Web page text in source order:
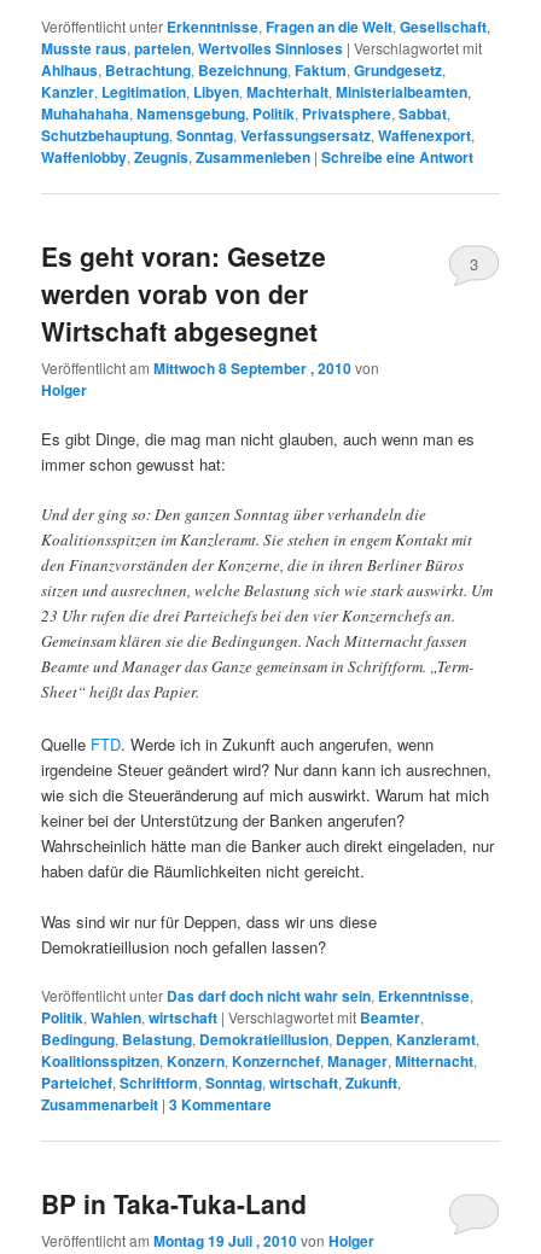
Veröffentlicht unter Erkenntnisse,Fragen an die Welt,Gesellschaft,
Musste raus,parteien,Wertvolles Sinnloses |Verschlagwortet mit
Ahlhaus, Betrachtung, Bezeichnung,Faktum,Grundgesetz,
Kanzler, Legitimation, Libyen,Machterhalt,Ministerialbeamten,
Muhahahaha,Namensgebung, Politik, Privatsphere,Sabbat,
Schutzbehauptung,Sonntag,Verfassungsersatz,Waffenexport,
Waffenlobby,Zeugnis,Zusammenleben |Schreibe eine Antwort
Es geht voran: Gesetze
werden vorab von der
Wirtschaft abgesegnet
Veröffentlicht amMittwoch 8 September , 2010von
Holger
3
Es gibt Dinge, die mag man nicht glauben, auch wenn man es
immer schon gewusst hat:
Und der ging so: Den ganzen Sonntag über verhandeln die
Koalitionsspitzen im Kanzleramt. Sie stehen in engem Kontakt mit
den Finanzvorständen der Konzerne, die in ihren Berliner Büros
sitzen und ausrechnen, welche Belastung sich wie stark auswirkt. Um
23 Uhr rufen die drei Parteichefs bei den vier Konzernchefs an.
Gemeinsam klären sie die Bedingungen. Nach Mitternacht fassen
Beamte und Manager das Ganze gemeinsam in Schriftform. „Term-
Sheet“ heißt das Papier.
Quelle FTD. Werde ich in Zukunft auch angerufen, wenn
irgendeine Steuer geändert wird? Nur dann kann ich ausrechnen,
wie sich die Steueränderung auf mich auswirkt. Warum hat mich
keiner bei der Unterstützung der Banken angerufen?
Wahrscheinlich hätte man die Banker auch direkt eingeladen, nur
haben dafür die Räumlichkeiten nicht gereicht.
Was sind wir nur für Deppen, dass wir uns diese
Demokratieillusion noch gefallen lassen?
Veröffentlicht unter Das darf doch nicht wahr sein, Erkenntnisse,
Politik,Wahlen,wirtschaft |Verschlagwortet mit Beamter,
Bedingung, Belastung, Demokratieillusion, Deppen,Kanzleramt,
Koalitionsspitzen,Konzern,Konzernchef,Manager,Mitternacht,
Parteichef,Schriftform,Sonntag,wirtschaft,Zukunft,
Zusammenarbeit |3Kommentare
BP in Taka-Tuka-Land
Veröffentlicht amMontag 19 Juli , 2010vonHolger